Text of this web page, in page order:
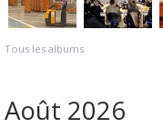
Tous les albums
Août 2026